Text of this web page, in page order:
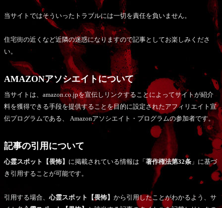
当サイトではそういったトラブルには一切を責任を負いません。
住宅街の近くなど近隣の迷惑になりますので記事としてお楽しみくださ
い。
AMAZONアソシエイトについて
当サイトは、amazon.co.jpを宣伝しリンクすることによってサイトが紹介
料を獲得できる手段を提供することを目的に設定されたアフィリエイト宣
伝プログラムである、 Amazonアソシエイト・プログラムの参加者です。
記事の引用について
心霊スポット【畏怖】 に掲載されている情報は「 著作権法第32条 」に基づ
き引用することが可能です。
引用する場合、心霊スポット【畏怖】 から引用したことがわかるよう、サ